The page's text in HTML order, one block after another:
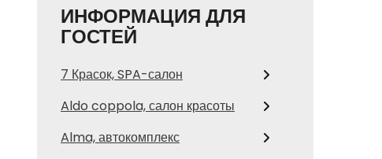
ИНФОРМАЦИЯ ДЛЯ
ГОСТЕЙ
7 Красок, SPA-салон
Aldo coppola, салон красоты
Alma, автокомплекс